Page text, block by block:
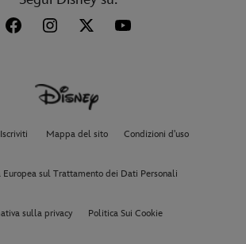
Iscriviti Mappa del sito Condizioni d'uso
Europea sul Trattamento dei Dati Personali
sulla privacy Politica Sui Cookie